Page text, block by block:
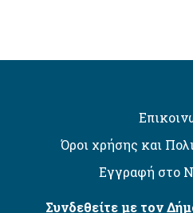
Όροι χρήσης και
Εγγραφή στο
Συνδεθείτε με τον